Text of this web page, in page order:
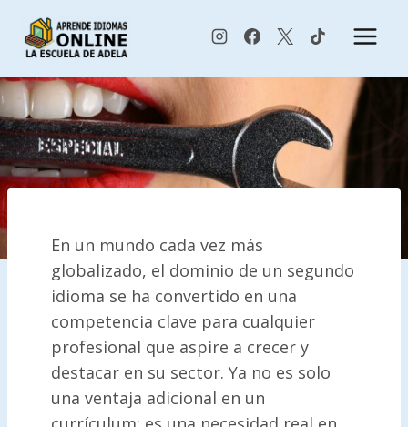
Saltar
contenido
En un mundo cada vez más
globalizado, el dominio de un segundo
idioma se ha convertido en una
competencia clave para cualquier
profesional que aspire a crecer y
destacar en su sector. Ya no es solo
una ventaja adicional en un